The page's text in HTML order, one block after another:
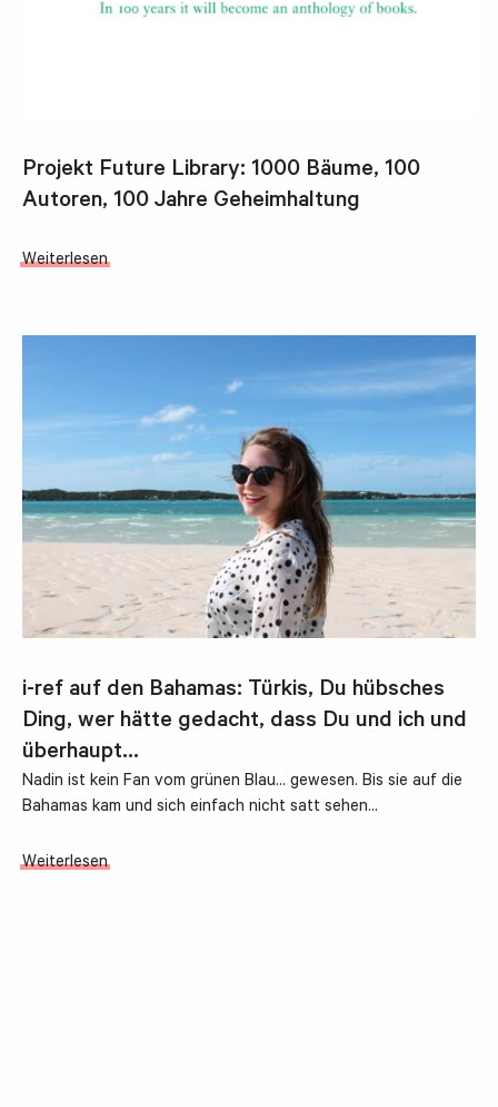
Projekt Future Library: 1000 Bäume, 100
Autoren, 100 Jahre Geheimhaltung
Weiterlesen
i-ref auf den Bahamas: Türkis, Du hübsches
Ding, wer hätte gedacht, dass Du und ich und
überhaupt…
Nadin ist kein Fan vom grünen Blau... gewesen. Bis sie auf die
Bahamas kam und sich einfach nicht satt sehen…
Weiterlesen